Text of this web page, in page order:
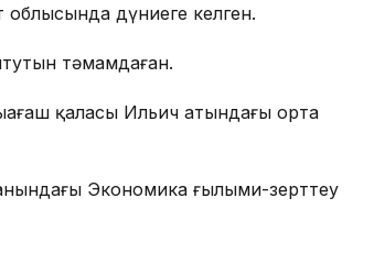
дүниеге келген.
тәмамдаған.
қаласы Ильич атындағы орта
Экономика ғылыми-зерттеу